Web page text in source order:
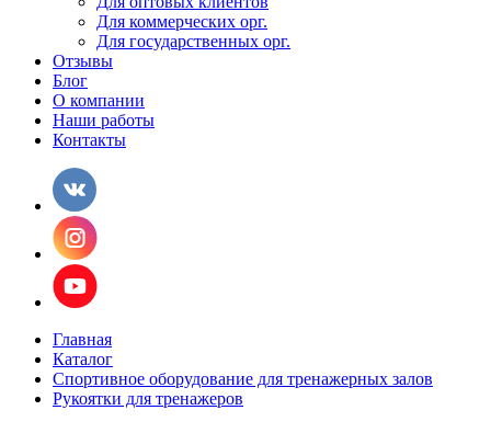
Для коммерческих орг.
Для государственных орг.
Отзывы
Блог
О компании
Наши работы
Контакты
Главная
Каталог
Спортивное оборудование для тренажерных залов
Рукоятки для тренажеров